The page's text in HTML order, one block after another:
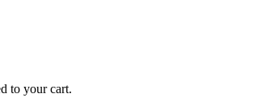
to your cart.